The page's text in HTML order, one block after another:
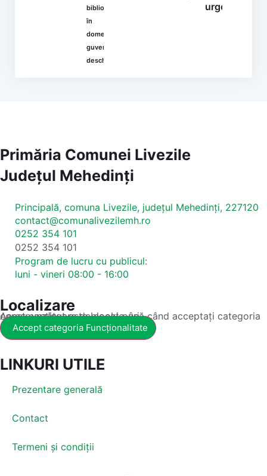
bibliografice
în
domeniul
guvernării
deschise
urgență
Primăria Comunei Livezile
Județul Mehedinți
Principală, comuna Livezile, județul Mehedinți, 227120
contact@comunalivezilemh.ro
0252 354 101
0252 354 101
Program de lucru cu publicul:
luni - vineri 08:00 - 16:00
Localizare
Acest conținut este blocat până când acceptați categoria corespunzătoare de cookie-uri.
Accept categoria Funcționalitate
LINKURI UTILE
Prezentare generală
Contact
Termeni și condiții